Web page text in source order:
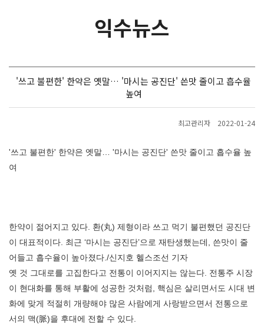
익수뉴스
'쓰고 불편한' 한약은 옛말… '마시는 공진단' 쓴맛 줄이고 흡수율
높여
최고관리자 2022-01-24
'쓰고 불편한' 한약은 옛말… '마시는 공진단' 쓴맛 줄이고 흡수율 높
여
한약이 젊어지고 있다. 환(丸) 제형이라 쓰고 먹기 불편했던 공진단
이 대표적이다. 최근 ‘마시는 공진단’으로 재탄생했는데, 쓴맛이 줄
어들고 흡수율이 높아졌다./신지호 헬스조선 기자
옛 것 그대로를 고집한다고 전통이 이어지지는 않는다. 전통주 시장
이 현대화를 통해 부활에 성공한 것처럼, 핵심은 살리면서도 시대 변
화에 맞게 적절히 개량해야 많은 사람에게 사랑받으면서 전통으로
서의 맥(脈)을 후대에 전할 수 있다.